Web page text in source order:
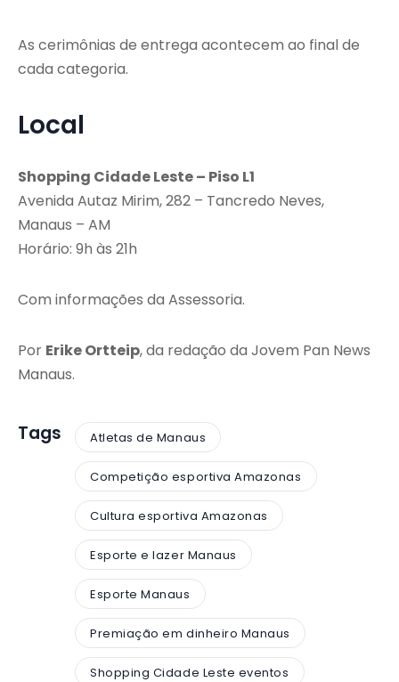
As cerimônias de entrega acontecem ao final de
cada categoria.
Local
Shopping Cidade Leste – Piso L1
Avenida Autaz Mirim, 282 – Tancredo Neves,
Manaus – AM
Horário: 9h às 21h
Com informações da Assessoria.
Por Erike Ortteip, da redação da Jovem Pan News
Manaus.
Tags Atletas de Manaus
Competição esportiva Amazonas
Cultura esportiva Amazonas
Esporte e lazer Manaus
Esporte Manaus
Premiação em dinheiro Manaus
Shopping Cidade Leste eventos